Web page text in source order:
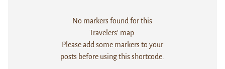
No markers found for this
Travelers' map.
Please add some markers to your
posts before using this shortcode.